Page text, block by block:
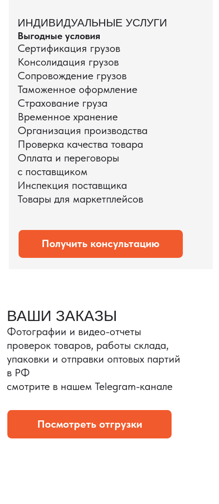
КЕЙС ПАО «РОСТЕЛЕКОМ»
ПАО «Ростелеком» доверяет нам полный
цикл международных поставок — от
поиска и проверки поставщиков до
доставки оборудования.
Мы обеспечили полный цикл работ:
проверку продукции, логистику,
таможенное оформление и контроль
сроков. В результате все товары были
доставлены точно в срок и без
дополнительных рисков.
PRO TORG — проверенный партнёр по
международной логистике для ведущих
федеральных компаний.
Портативные колонки
Колонка с шнуром
зарядным, без коробки
и ложемента (эвы).
Магнитная зарядка 3в1.
15w.
Комплект: устройство +
провод Type C.
КОНТРОЛЬ КАЧЕСТВА
Проверка по ТЗ включает: